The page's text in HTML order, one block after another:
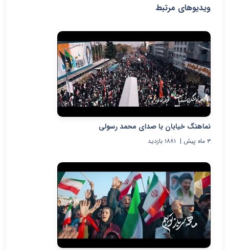
ویدیوهای مرتبط
نماهنگ خیابان با صدای محمد رسولی
۳ ماه پیش | ۱۸۸۱ بازدید